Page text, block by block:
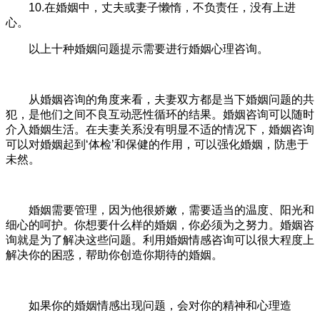
10.在婚姻中，丈夫或妻子懒惰，不负责任，没有上进
心。
以上十种婚姻问题提示需要进行婚姻心理咨询。
从婚姻咨询的角度来看，夫妻双方都是当下婚姻问题的共
犯，是他们之间不良互动恶性循环的结果。婚姻咨询可以随时
介入婚姻生活。在夫妻关系没有明显不适的情况下，婚姻咨询
可以对婚姻起到‘体检’和保健的作用，可以强化婚姻，防患于
未然。
婚姻需要管理，因为他很娇嫩，需要适当的温度、阳光和
细心的呵护。你想要什么样的婚姻，你必须为之努力。婚姻咨
询就是为了解决这些问题。利用婚姻情感咨询可以很大程度上
解决你的困惑，帮助你创造你期待的婚姻。
如果你的婚姻情感出现问题，会对你的精神和心理造